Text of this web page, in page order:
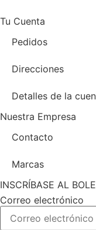
Tu Cuenta
Pedidos
Direcciones
Detalles de la
Nuestra Empresa
Contacto
Marcas
INSCRÍBASE AL
Correo electrónico